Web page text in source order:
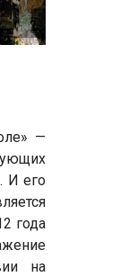
—
И его
года
на